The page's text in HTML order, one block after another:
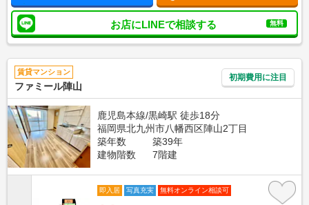
お店にLINEで相談する 無料
賃貸マンション
ファミール陣山
初期費用に注目
鹿児島本線/黒崎駅 徒歩18分
福岡県北九州市八幡西区陣山2丁目
築年数
築39年
建物階数
7階建
即入居 写真充実 無料オンライン相談可